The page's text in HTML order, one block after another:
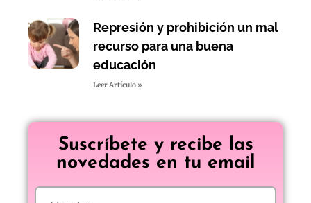
Represión y prohibición un mal
recurso para una buena
educación
Leer Artículo »
Suscríbete y recibe las
novedades en tu email